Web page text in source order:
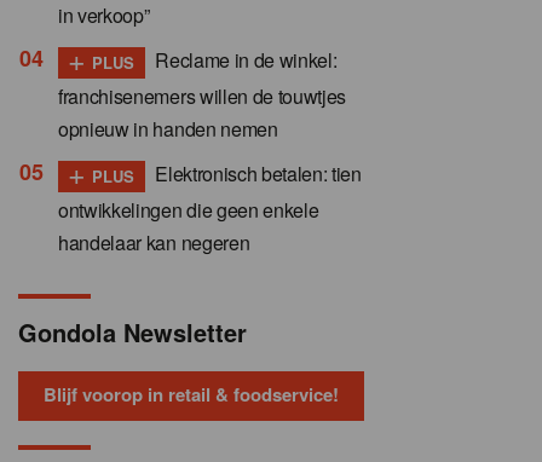
in verkoop”
+ PLUS
Reclame in de winkel:
franchisenemers willen de touwtjes
opnieuw in handen nemen
+ PLUS
Elektronisch betalen: tien
ontwikkelingen die geen enkele
handelaar kan negeren
Gondola Newsletter
Blijf voorop in retail & foodservice!